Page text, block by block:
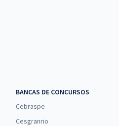
BANCAS DE CONCURSOS
Cebraspe
Cesgranrio